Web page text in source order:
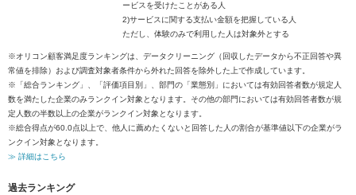
ービスを受けたことがある人
2)サービスに関する支払い金額を把握している人
ただし、体験のみで利用した人は対象外とする
※オリコン顧客満足度ランキングは、データクリーニング（回収したデータから不正回答や異
常値を排除）および調査対象者条件から外れた回答を除外した上で作成しています。
※「総合ランキング」、「評価項目別」、部門の「業態別」においては有効回答者数が規定人
数を満たした企業のみランクイン対象となります。その他の部門においては有効回答者数が規
定人数の半数以上の企業がランクイン対象となります。
※総合得点が60.0点以上で、他人に薦めたくないと回答した人の割合が基準値以下の企業がラ
ンクイン対象となります。
≫ 詳細はこちら
過去ランキング